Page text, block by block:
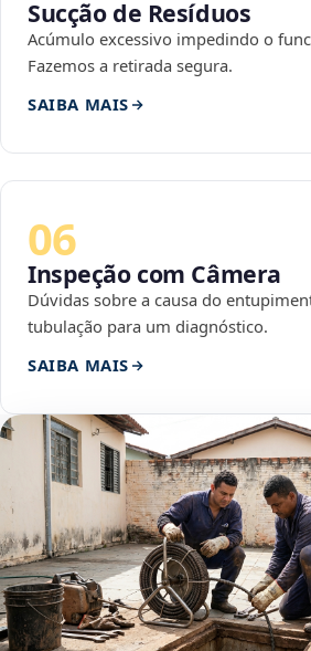
Sucção de Resíduos
Acúmulo excessivo impedindo o
Fazemos a retirada segura.
SAIBA MAIS
06
Inspeção com Câmera
Dúvidas sobre a causa do
tubulação para um diagnóstico.
SAIBA MAIS